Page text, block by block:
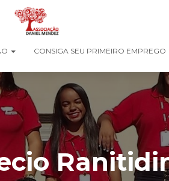
CONSIGA SEU PRIMEIRO EMPREGO